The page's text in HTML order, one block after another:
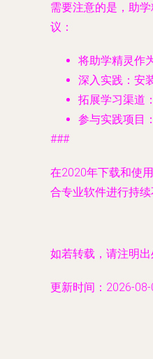
需要注意的是，助
议：
将助学精灵作
深入实践 ：安
拓展学习渠道
参与实践项目
###
在2020年下载和使
合专业软件进行持
如若转载，请注明
更新时间：2026-08-